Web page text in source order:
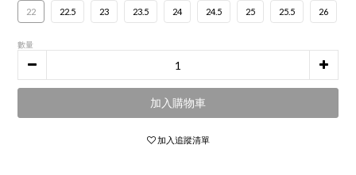
22 22.5 23 23.5 24 24.5 25 25.5 26
數量
加入購物車
加入追蹤清單